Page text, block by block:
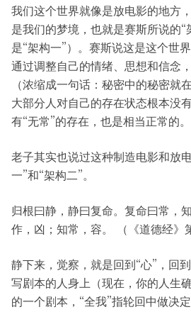
我们这个世界就像是放电影的地方
是我们的梦境，也就是赛斯所说的“
是“架构一”）。赛斯说这是这个世
通过调整自己的情绪、思想和信念
（浓缩成一句话：秘密中的秘密就
大部分人对自己的存在状态根本没
有“无常”的存在，也是相当正常的。
老子其实也说过这种制造电影和放
一”和“架构二”。
归根曰静，静曰复命。复命曰常，
作，凶；知常，容。 （《道德经》
静下来，觉察，就是回到“心”，回
写剧本的人身上（现在，你的人生
的一个剧本，“全我”指轮回中做决